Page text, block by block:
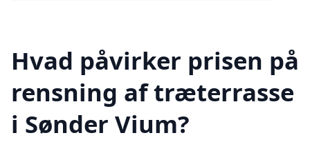
Hvad påvirker prisen på
rensning af træterrasse
i Sønder Vium?